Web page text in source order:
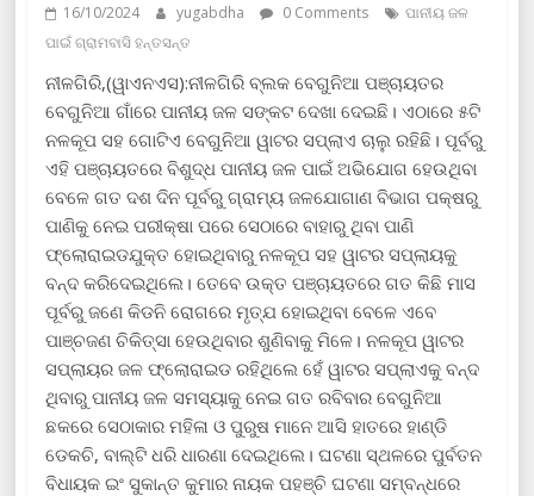
16/10/2024 yugabdha 0 Comments
ପାନୀୟ ଜଳ
ପାଇଁ ଗ୍ରାମବାସି ହନ୍ତସନ୍ତ
ନୀଳଗିରି,(ୱାଏନଏସ):ନୀଳଗିରି ବ୍ଲକ ବେଗୁନିଆ ପଞ୍ଚାୟତର
ବେଗୁନିଆ ଗାଁରେ ପାନୀୟ ଜଳ ସଙ୍କଟ ଦେଖା ଦେଇଛି। ଏଠାରେ ୫ଟି
ନଳକୂପ ସହ ଗୋଟିଏ ବେଗୁନିଆ ୱାଟର ସପ୍ଲାଏ ଚାଲୁ ରହିଛି। ପୂର୍ବରୁ
ଏହି ପଞ୍ଚାୟତରେ ବିଶୁଦ୍ଧ ପାନୀୟ ଜଳ ପାଇଁ ଅଭିଯୋଗ ହେଉଥିବା
ବେଳେ ଗତ ଦଶ ଦିନ ପୂର୍ବରୁ ଗ୍ରାମ୍ୟ ଜଳଯୋଗାଣ ବିଭାଗ ପକ୍ଷରୁ
ପାଣିକୁ ନେଇ ପରୀକ୍ଷା ପରେ ସେଠାରେ ବାହାରୁ ଥିବା ପାଣି
ଫ୍ଲୋରାଇଡଯୁକ୍ତ ହୋଇଥିବାରୁ ନଳକୂପ ସହ ୱାଟର ସପ୍ଲାୟକୁ
ବନ୍ଦ କରିଦେଇଥିଲେ। ତେବେ ଉକ୍ତ ପଞ୍ଚାୟତରେ ଗତ କିଛି ମାସ
ପୂର୍ବରୁ ଜଣେ କିଡନି ରୋଗରେ ମୃତ୍ଯ ହୋଇଥିବା ବେଳେ ଏବେ
ପାଞ୍ଚଜଣ ଚିକିତ୍ସା ହେଉଥିବାର ଶୁଣିବାକୁ ମିଳେ। ନଳକୂପ ୱାଟର
ସପ୍ଲାୟର ଜଳ ଫ୍ଲୋରାଇଡ ରହିଥିଲେ ହେଁ ୱାଟର ସପ୍ଲାଏକୁ ବନ୍ଦ
ଥିବାରୁ ପାନୀୟ ଜଳ ସମସ୍ୟାକୁ ନେଇ ଗତ ରବିବାର ବେଗୁନିଆ
ଛକରେ ସେଠାକାର ମହିଳା ଓ ପୁରୁଷ ମାନେ ଆସି ହାତରେ ହାଣ୍ଡି
ଡେକଚି, ବାଲ୍ଟି ଧରି ଧାରଣା ଦେଇଥିଲେ। ଘଟଣା ସ୍ଥଳରେ ପୁର୍ବତନ
ବିଧାୟକ ଇଂ ସୁକାନ୍ତ କୁମାର ନାୟକ ପହଞ୍ଚି ଘଟଣା ସମ୍ବନ୍ଧରେ